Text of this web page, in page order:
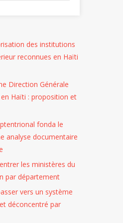
des institutions
reconnues en Haïti
Direction Générale
Haïti : proposition et
fonda le
analyse documentaire
les ministères du
par département
vers un système
déconcentré par
Le
Scientifique
Rejoint
L’initiative
Articles
Scientifiques
Agroforesterie
Caféière
Et
Résilience